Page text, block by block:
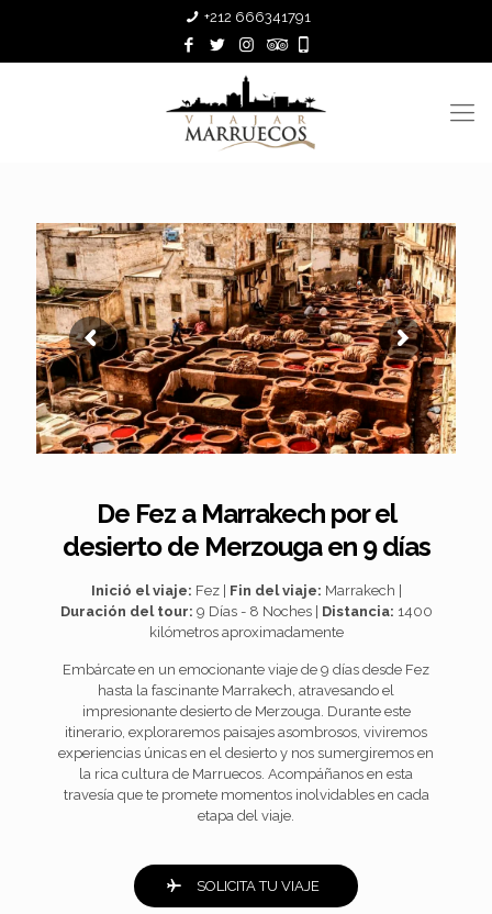
+212 666341791
De Fez a Marrakech por el
desierto de Merzouga en 9 días
Inició el viaje: Fez | Fin del viaje: Marrakech |
Duración del tour: 9 Días - 8 Noches | Distancia: 1400
kilómetros aproximadamente
Embárcate en un emocionante viaje de 9 días desde Fez
hasta la fascinante Marrakech, atravesando el
impresionante desierto de Merzouga. Durante este
itinerario, exploraremos paisajes asombrosos, viviremos
experiencias únicas en el desierto y nos sumergiremos en
la rica cultura de Marruecos. Acompáñanos en esta
travesía que te promete momentos inolvidables en cada
etapa del viaje.
SOLICITA TU VIAJE